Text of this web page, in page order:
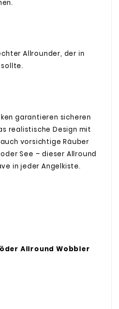
Allrounder, der in
garantieren sicheren
realistische Design mit
vorsichtige Räuber
See – dieser Allround
in jeder Angelkiste.
Allround Wobbler